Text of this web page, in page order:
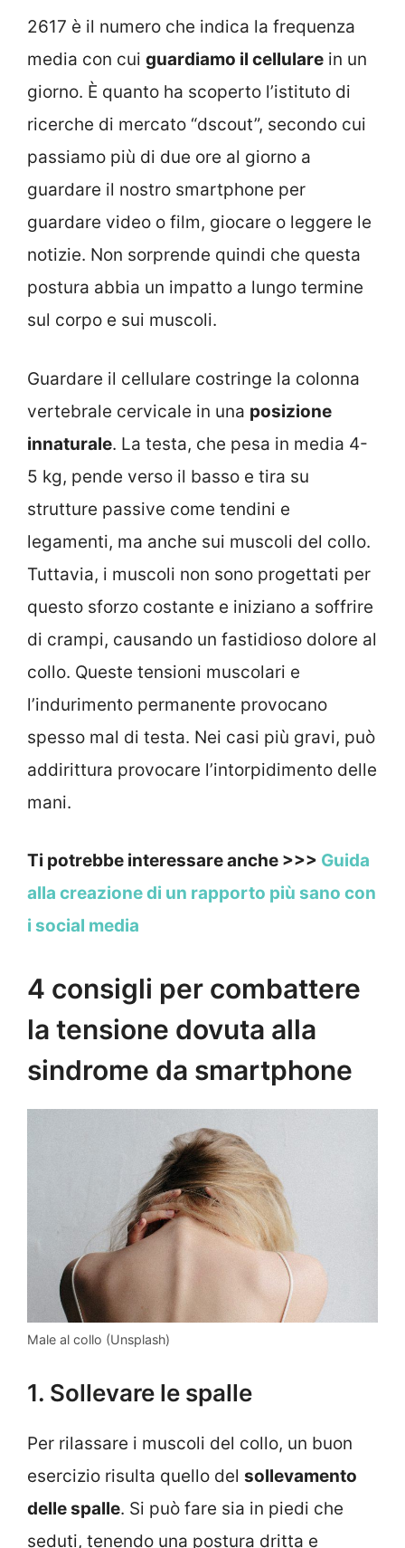
2617 è il numero che indica la frequenza
media con cui guardiamo il cellulare in un
giorno. È quanto ha scoperto l’istituto di
ricerche di mercato “dscout”, secondo cui
passiamo più di due ore al giorno a
guardare il nostro smartphone per
guardare video o film, giocare o leggere le
notizie. Non sorprende quindi che questa
postura abbia un impatto a lungo termine
sul corpo e sui muscoli.
Guardare il cellulare costringe la colonna
vertebrale cervicale in una posizione
innaturale. La testa, che pesa in media 4-
5 kg, pende verso il basso e tira su
strutture passive come tendini e
legamenti, ma anche sui muscoli del collo.
Tuttavia, i muscoli non sono progettati per
questo sforzo costante e iniziano a soffrire
di crampi, causando un fastidioso dolore al
collo. Queste tensioni muscolari e
l’indurimento permanente provocano
spesso mal di testa. Nei casi più gravi, può
addirittura provocare l’intorpidimento delle
mani.
Ti potrebbe interessare anche >>> Guida
alla creazione di un rapporto più sano con
i social media
4 consigli per combattere
la tensione dovuta alla
sindrome da smartphone
Male al collo (Unsplash)
1. Sollevare le spalle
Per rilassare i muscoli del collo, un buon
esercizio risulta quello del sollevamento
delle spalle. Si può fare sia in piedi che
seduti, tenendo una postura dritta e